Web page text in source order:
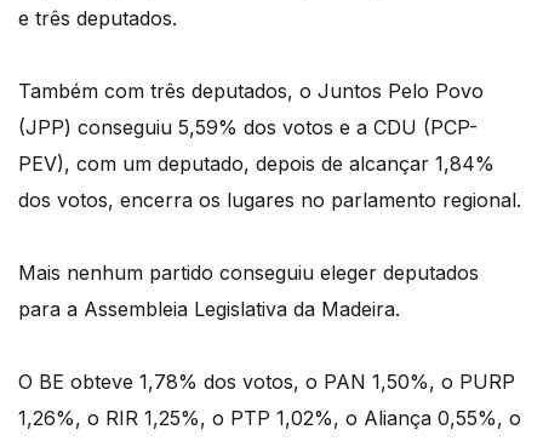
e três deputados.
Também com três deputados, o Juntos Pelo Povo
(JPP) conseguiu 5,59% dos votos e a CDU (PCP-
PEV), com um deputado, depois de alcançar 1,84%
dos votos, encerra os lugares no parlamento regional.
Mais nenhum partido conseguiu eleger deputados
para a Assembleia Legislativa da Madeira.
O BE obteve 1,78% dos votos, o PAN 1,50%, o PURP
1,26%, o RIR 1,25%, o PTP 1,02%, o Aliança 0,55%, o